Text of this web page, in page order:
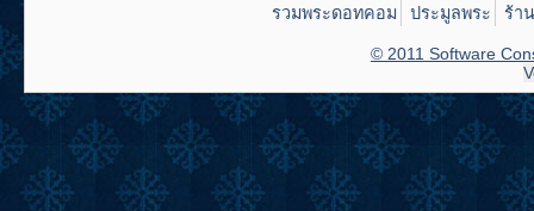
รวมพระดอทคอม ประมูลพระ ร้า
© 2011 Software